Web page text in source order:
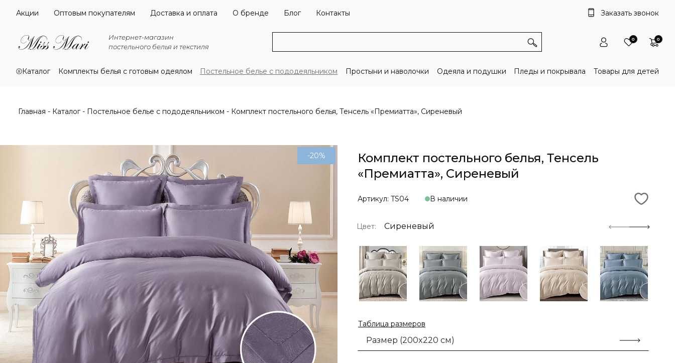
Акции Оптовым покупателям Доставка и оплата О бренде Блог Контакты Заказать звонок
Интернет-магазин
постельного белья и текстиля
0 0
Каталог Комплекты белья с готовым одеялом Постельное белье с пододеяльником Простыни и наволочки Одеяла и подушки Пледы и покрывала Товары для детей
Главная Каталог Постельное белье с пододеяльником Комплект постельного белья, Тенсель «Премиатта», Сиреневый
-20%
Комплект постельного белья, Тенсель
«Премиатта», Сиреневый
Артикул: TS04 В наличии
Цвет: Сиреневый
Таблица размеров
Размер (200x220 см)